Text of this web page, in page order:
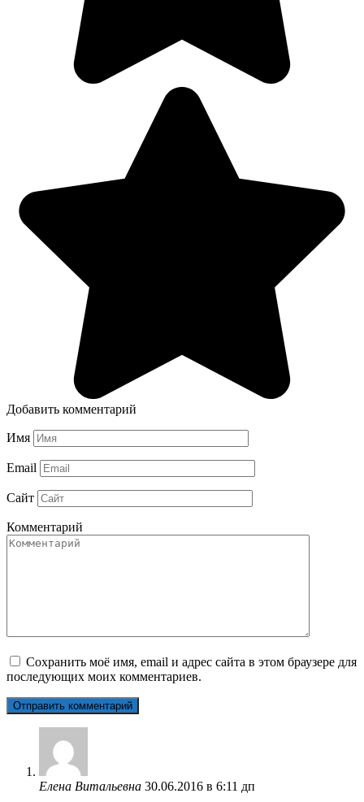
Добавить комментарий
Имя
Email
Сайт
Комментарий
Сохранить моё имя, email и адрес сайта в этом браузере для
последующих моих комментариев.
Елена Витальевна 30.06.2016 в 6:11 дп